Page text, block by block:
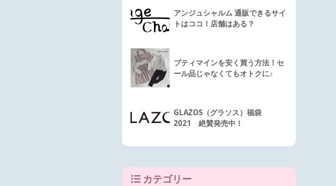
アンジュシャルム 通販できるサイ
トはココ！店舗はある？
プティマインを安く買う方法！セ
ール品じゃなくてもオトクに♪
GLAZOS（グラソス）福袋
2021 絶賛発売中！
カテゴリー